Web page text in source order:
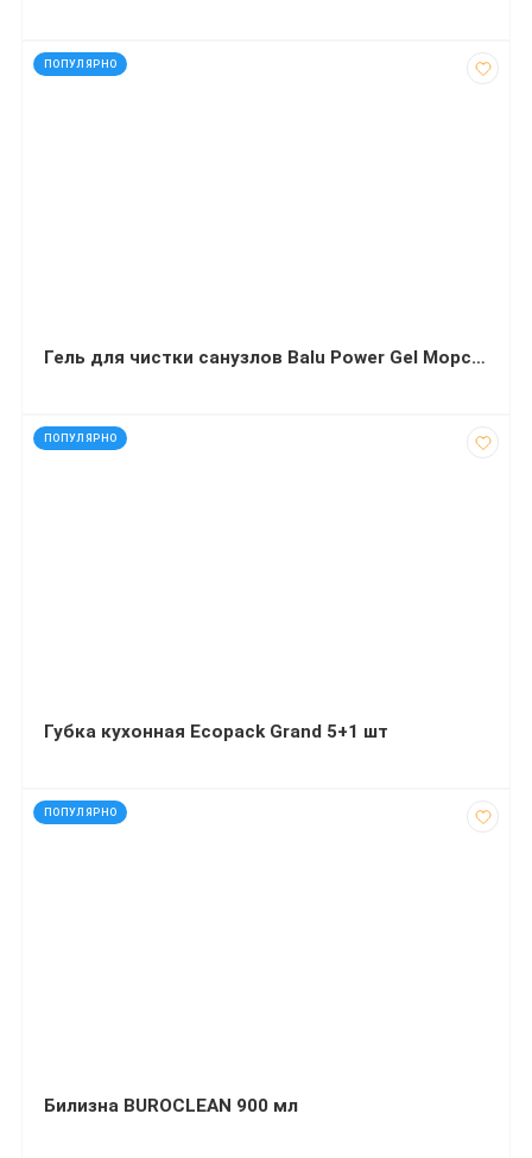
ПОПУЛЯРНО
код: 32450
Гель для чистки санузлов Balu Power Gel Морской бриз 5 л
ПОПУЛЯРНО
код: 16185
Губка кухонная Ecopack Grand 5+1 шт
ПОПУЛЯРНО
код: 35311
Билизна BUROCLEAN 900 мл